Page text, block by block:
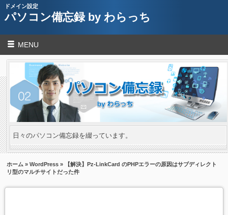
ドメイン設定
パソコン備忘録 by わらっち
MENU
日々のパソコン備忘録を綴っています。
ホーム »WordPress » 【解決】Pz-LinkCard のPHPエラーの原因はサブディレクト
リ型のマルチサイトだった件